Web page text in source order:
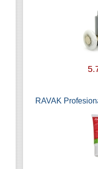
RAVAK